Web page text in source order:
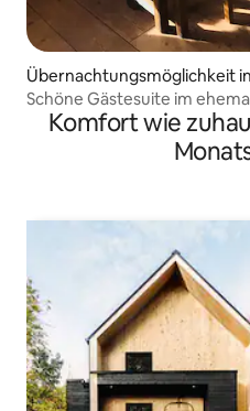
Übernachtungsmöglichkeit
Schöne Gästesuite im
Komfort wie